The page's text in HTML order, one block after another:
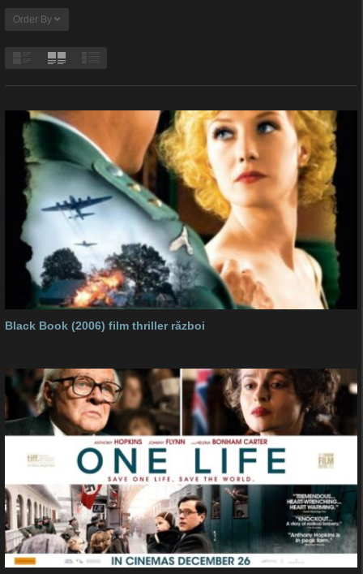
Order By
Black Book (2006) film thriller război